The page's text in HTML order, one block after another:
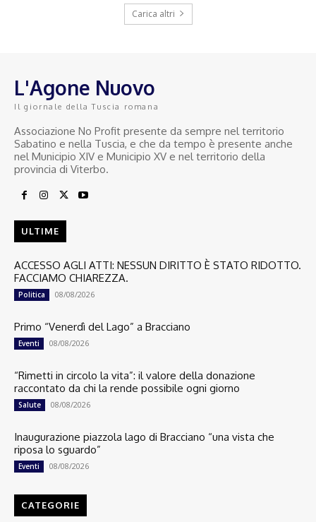
Carica altri
L'Agone Nuovo
Il giornale della Tuscia romana
Associazione No Profit presente da sempre nel territorio
Sabatino e nella Tuscia, e che da tempo è presente anche
nel Municipio XIV e Municipio XV e nel territorio della
provincia di Viterbo.
ULTIME
ACCESSO AGLI ATTI: NESSUN DIRITTO È STATO RIDOTTO.
FACCIAMO CHIAREZZA.
Politica 08/08/2026
Primo “Venerdì del Lago” a Bracciano
Eventi 08/08/2026
“Rimetti in circolo la vita”: il valore della donazione
raccontato da chi la rende possibile ogni giorno
Salute 08/08/2026
Inaugurazione piazzola lago di Bracciano “una vista che
riposa lo sguardo”
Eventi 08/08/2026
CATEGORIE